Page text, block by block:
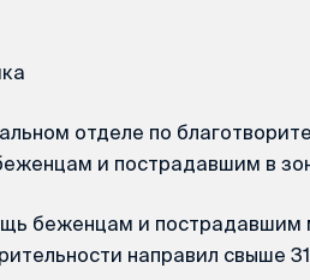
отделе по
и пострадавшим в
беженцам и пострадавшим
направил свыше